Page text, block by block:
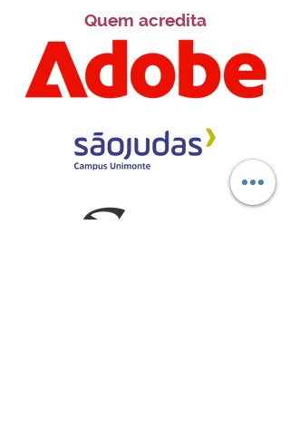
Quem acredita